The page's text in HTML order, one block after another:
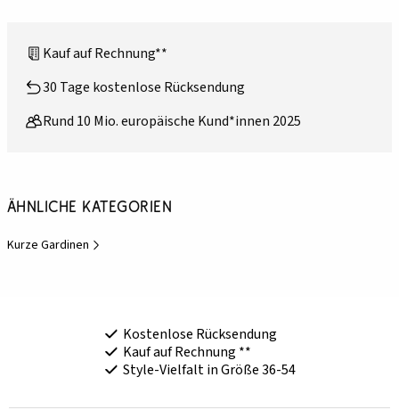
Kauf auf Rechnung**
30 Tage kostenlose Rücksendung
Rund 10 Mio. europäische Kund*innen 2025
Ähnliche Kategorien
Kurze Gardinen
Kostenlose Rücksendung
Kauf auf Rechnung **
Style-Vielfalt in Größe 36-54